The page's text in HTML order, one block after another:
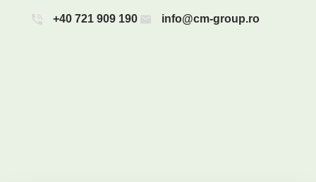
+40 721 909 190 info@cm-group.ro